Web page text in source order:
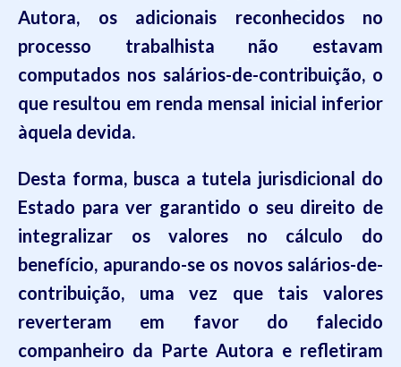
Autora, os adicionais reconhecidos no
processo trabalhista não estavam
computados nos salários-de-contribuição, o
que resultou em renda mensal inicial inferior
àquela devida.
Desta forma, busca a tutela jurisdicional do
Estado para ver garantido o seu direito de
integralizar os valores no cálculo do
benefício, apurando-se os novos salários-de-
contribuição, uma vez que tais valores
reverteram em favor do falecido
companheiro da Parte Autora e refletiram